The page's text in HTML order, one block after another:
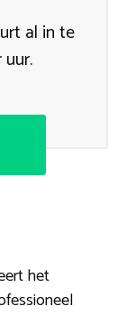
al in te
het